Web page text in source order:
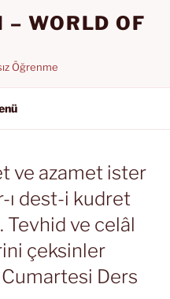
– WORLD OF
Öğrenme
ve azamet ister
ı dest-i kudret
Tevhid ve celâl
çeksinler
Ders